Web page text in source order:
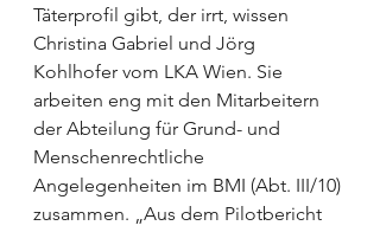
Täterprofil gibt, der irrt, wissen
Christina Gabriel und Jörg
Kohlhofer vom LKA Wien. Sie
arbeiten eng mit den Mitarbeitern
der Abteilung für Grund- und
Menschenrechtliche
Angelegenheiten im BMI (Abt. III/10)
zusammen. „Aus dem Pilotbericht